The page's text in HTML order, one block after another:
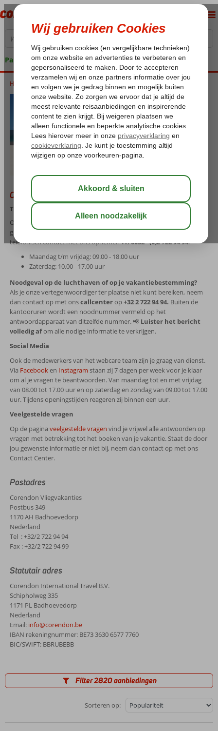
Pakketgarantie
Home Contact
Contact Center
Telefonisch contact
Onze ervaren, enthousiaste en professionele reisadviseurs helpen je
graag met het vinden van je vakantie! Je kunt 6 dagen per week
telefonisch contact met ons opnemen via0032 - (0)2 722 94 94.
Maandag t/m vrijdag: 09.00 - 18.00 uur
Zaterdag: 10.00 - 17.00 uur
Noodgeval op de luchthaven of op je vakantiebestemming?
Als je onze vertegenwoordiger ter plaatse niet kunt bereiken, neem
dan contact op met onscallcenterop +32 2 722 94 94. Buiten de
kantooruren wordt een noodnummer vermeld op het
antwoordapparaat van ditzelfde nummer. 📢 Luister het bericht
volledig afom alle nodige informatie te verkrijgen.
Social Media
Ook de medewerkers van het webcare team zijn je graag van dienst.
Via Facebooken Instagram staan zij 7 dagen per week voor je klaar
om al je vragen te beantwoorden. Van maandag tot en met vrijdag
van 08.00 tot 17.00 uur en op zaterdag en zondag van 09.00 tot 17.00
uur. Tijdens openingstijden reageren zij binnen een uur.
Veelgestelde vragen
Op de pagina veelgestelde vragen vind je vrijwel alle antwoorden op
vragen met betrekking tot het boeken van je vakantie. Staat de door
jou gewenste informatie er niet bij, neem dan contact op met ons
Contact Center.
Postadres
Corendon Vliegvakanties
Postbus 349
1170 AH Badhoevedorp
Nederland
Tel : +32/2 722 94 94
Fax : +32/2 722 94 99
Statutair adres
Corendon International Travel B.V.
Schipholweg 335
1171 PL Badhoevedorp
Nederland
Email: info@corendon.be
IBAN rekeningnummer: BE73 3630 6577 7760
BIC/SWIFT: BBRUBEBB
Filter 2820 aanbiedingen
Sorteren op: